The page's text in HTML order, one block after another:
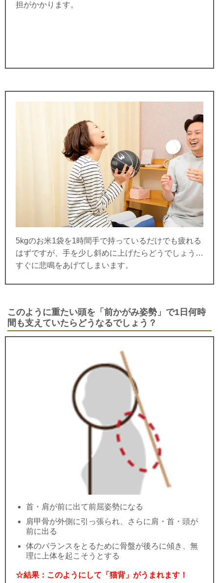
担がかかります。
5kgのお米1袋を1時間手で持っているだけでも疲れる
はずですが、手を少し斜めに上げたらどうでしょう…
すぐに悲鳴をあげてしまいます。
このように重たい頭を「前かがみ姿勢」で1日何時
間も支えていたらどうなるでしょう？
首・肩が前に出て前屈姿勢になる
肩甲骨が外側に引っ張られ、さらに肩・首・頭が
前に出る
体のバランスをとるために骨盤が後ろに傾き、無
理に上体を起こそうとする
☆結果：このようにして「猫背」がうまれます！